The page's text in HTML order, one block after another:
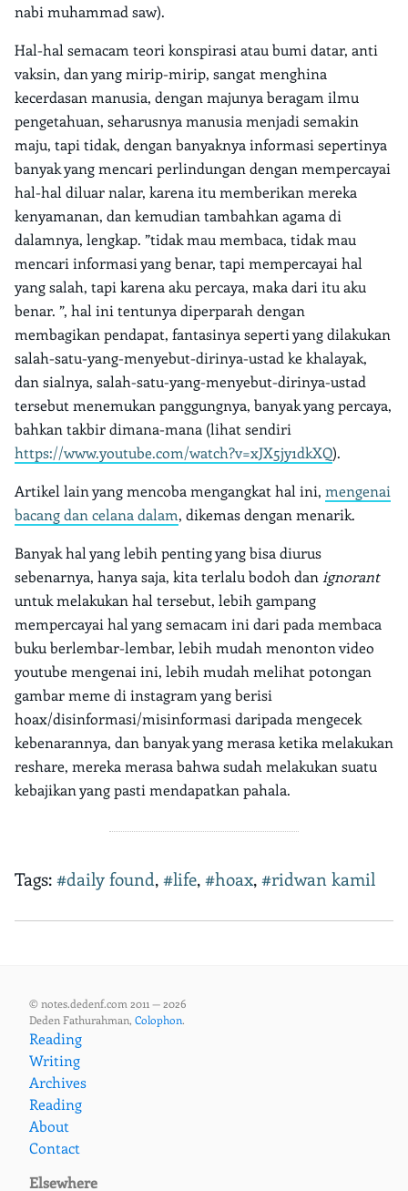
nabi muhammad saw).
Hal-hal semacam teori konspirasi atau bumi datar, anti
vaksin, dan yang mirip-mirip, sangat menghina
kecerdasan manusia, dengan majunya beragam ilmu
pengetahuan, seharusnya manusia menjadi semakin
maju, tapi tidak, dengan banyaknya informasi sepertinya
banyak yang mencari perlindungan dengan mempercayai
hal-hal diluar nalar, karena itu memberikan mereka
kenyamanan, dan kemudian tambahkan agama di
dalamnya, lengkap. ”tidak mau membaca, tidak mau
mencari informasi yang benar, tapi mempercayai hal
yang salah, tapi karena aku percaya, maka dari itu aku
benar. ”, hal ini tentunya diperparah dengan
membagikan pendapat, fantasinya seperti yang dilakukan
salah-satu-yang-menyebut-dirinya-ustad ke khalayak,
dan sialnya, salah-satu-yang-menyebut-dirinya-ustad
tersebut menemukan panggungnya, banyak yang percaya,
bahkan takbir dimana-mana (lihat sendiri
https://www.youtube.com/watch?v=xJX5jy1dkXQ).
Artikel lain yang mencoba mengangkat hal ini, mengenai
bacang dan celana dalam, dikemas dengan menarik.
Banyak hal yang lebih penting yang bisa diurus
sebenarnya, hanya saja, kita terlalu bodoh dan ignorant
untuk melakukan hal tersebut, lebih gampang
mempercayai hal yang semacam ini dari pada membaca
buku berlembar-lembar, lebih mudah menonton video
youtube mengenai ini, lebih mudah melihat potongan
gambar meme di instagram yang berisi
hoax/disinformasi/misinformasi daripada mengecek
kebenarannya, dan banyak yang merasa ketika melakukan
reshare, mereka merasa bahwa sudah melakukan suatu
kebajikan yang pasti mendapatkan pahala.
Tags:#daily found,#life,#hoax,#ridwan kamil
© notes.dedenf.com 2011 — 2026
Deden Fathurahman, Colophon.
Reading
Writing
Archives
Reading
About
Contact
Elsewhere